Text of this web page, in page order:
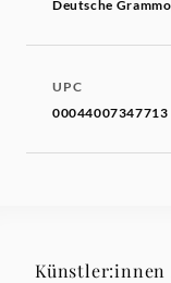
Deutsche
UPC
00044007347713